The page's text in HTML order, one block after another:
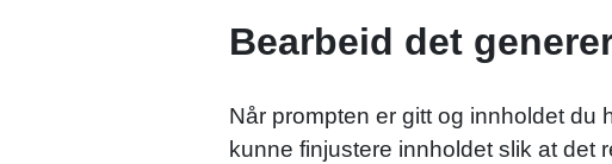
Bearbeid det
Når prompten er gitt og innholdet du
kunne finjustere innholdet slik at det